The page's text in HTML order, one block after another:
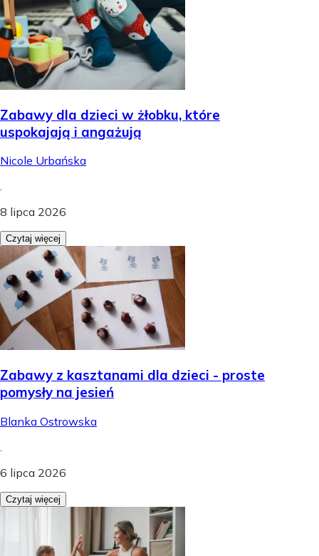
Zabawy dla dzieci w żłobku, które
uspokajają i angażują
Nicole Urbańska
.
8 lipca 2026
Czytaj więcej
Zabawy z kasztanami dla dzieci - proste
pomysły na jesień
Blanka Ostrowska
6 lipca 2026
Czytaj więcej